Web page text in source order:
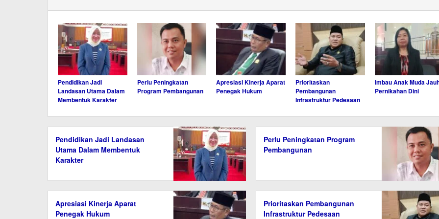
Pendidikan Jadi
Landasan Utama Dalam
Membentuk Karakter
Perlu Peningkatan
Program Pembangunan
Apresiasi Kinerja Aparat
Penegak Hukum
Prioritaskan
Pembangunan
Infrastruktur Pedesaan
Imbau Anak Muda
Pernikahan Dini
Pendidikan Jadi Landasan
Utama Dalam Membentuk
Karakter
Perlu Peningkatan Program
Pembangunan
Apresiasi Kinerja Aparat
Penegak Hukum
Prioritaskan Pembangunan
Infrastruktur Pedesaan